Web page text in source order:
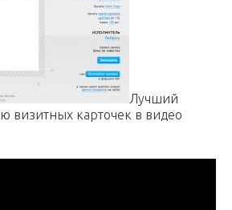
Лучший
визитных карточек в видео